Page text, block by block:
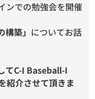
ンでの勉強会を開催
築」 についてお話
てC-I Baseball-I
紹介させて頂きま